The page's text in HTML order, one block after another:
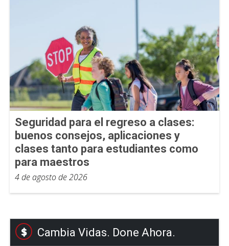
Seguridad para el regreso a clases:
buenos consejos, aplicaciones y
clases tanto para estudiantes como
para maestros
4 de agosto de 2026
Cambia Vidas. Done Ahora.